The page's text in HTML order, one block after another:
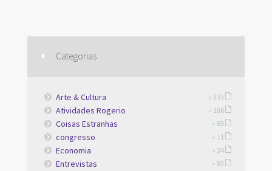
Categorias
Arte & Cultura » 333
Atividades Rogerio » 186
Coisas Estranhas » 63
congresso » 11
Economia » 34
Entrevistas » 82